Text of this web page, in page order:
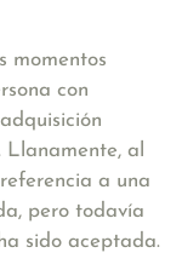
momentos
con
Llanamente, al
a una
pero todavía
sido aceptada.